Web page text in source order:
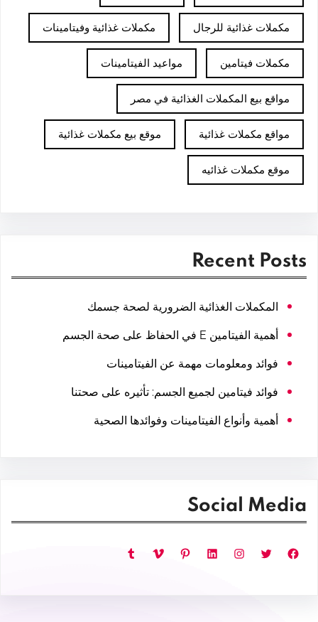
مكملات غذائية للرجال مكملات غذائية وفيتامينات
مكملات فيتامين مواعيد الفيتامينات
مواقع بيع المكملات الغذائية في مصر
مواقع مكملات غذائية موقع بيع مكملات غذائية
موقع مكملات غذائيه
Recent Posts
المكملات الغذائية الضرورية لصحة جسمك
أهمية الفيتامين E في الحفاظ على صحة الجسم
فوائد ومعلومات مهمة عن الفيتامينات
فوائد فيتامين لجميع الجسم: تأثيره على صحتنا
أهمية وأنواع الفيتامينات وفوائدها الصحية
Social Media
فيسبوك تويتر إنستجرام لينكد إن بينتريست فيميو تمبلر